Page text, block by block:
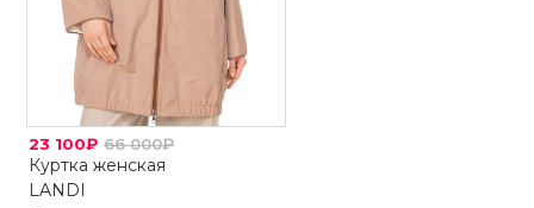
23 100₽ 66 000₽
Куртка женская
LANDI